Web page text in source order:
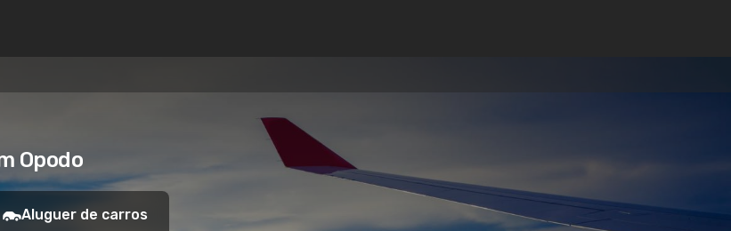
Opodo
Aluguer de carros